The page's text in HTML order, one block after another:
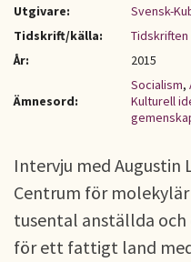
KONTAKT
Utgivare:
Svensk-
Tidskrift/källa:
Tidskriften
År:
2015
Ämnesord:
Socialism,
Kulturell
Intervju med Augustin
Centrum för
tusental anställda
för ett fattigt land